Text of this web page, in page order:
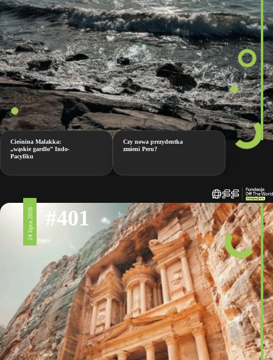
Cieśnina Malakka:
„wąskie gardło” Indo-
Pacyfiku
Czy nowa prezydentka
zmieni Peru?
24 lipca 2026 #401